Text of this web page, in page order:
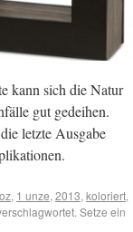
kann sich die Natur
gut gedeihen.
letzte Ausgabe
, 1 unze, 2013, koloriert,
Setze ein